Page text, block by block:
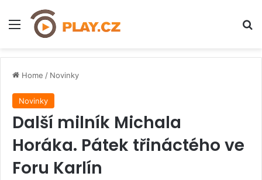
Menu
Home / Novinky
Novinky
Další milník Michala
Horáka. Pátek třináctého ve
Foru Karlín